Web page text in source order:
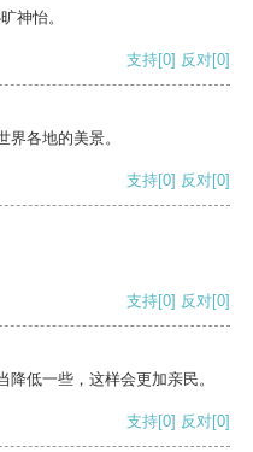
神怡。
支持[0] 反对[0]
各地的美景。
支持[0] 反对[0]
支持[0] 反对[0]
低一些，这样会更加亲民。
支持[0] 反对[0]